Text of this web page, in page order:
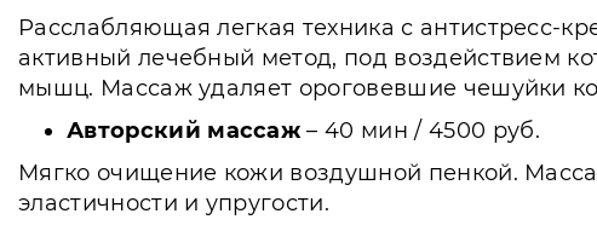
Расслабляющая легкая техника с антистресс-
активный лечебный метод, под воздействием
мышц. Массаж удаляет ороговевшие чешуйки
Авторский массаж – 40 мин / 4500 руб.
Мягко очищение кожи воздушной пенкой.
эластичности и упругости.